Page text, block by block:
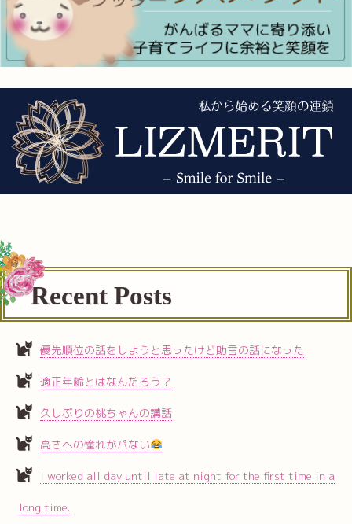
Recent Posts
優先順位の話をしようと思ったけど助言の話になった
適正年齢とはなんだろう？
久しぶりの桃ちゃんの講話
高さへの憧れがパない
I worked all day until late at night for the first time in a
long time.